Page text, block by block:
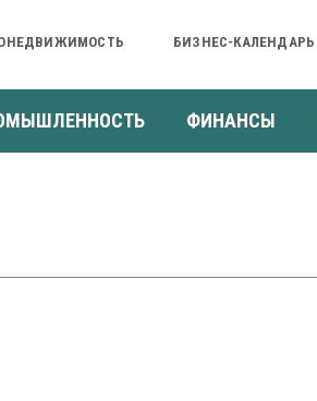
БИЗНЕС-КАЛЕНДАРЬ
ФИНАНСЫ